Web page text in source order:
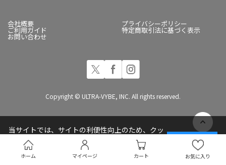
ホーム マイページ カート お気に入り
会社概要 プライバシーポリシー
ご利用ガイド 特定商取引法に基づく表示
お問い合わせ
Copyright © ULTRA-VYBE, INC. All rights reserved.
当サイトでは、サイトの利便性向上のため、クッ
キー(Cookie)を使用しています
プライバシーポリシー
承諾する